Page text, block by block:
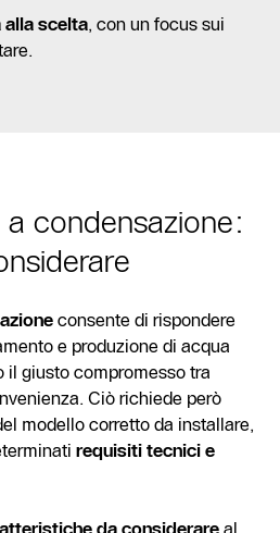
alla scelta, con un focus sui
condensazione:
consente di rispondere
e produzione di acqua
il giusto compromesso tra
Ciò richiede però
modello corretto da installare,
requisiti tecnici e
da considerareal